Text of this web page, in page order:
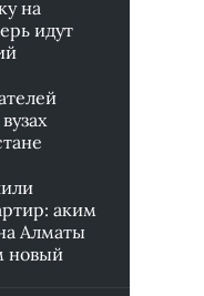
на
идут
аким
Алматы
новый